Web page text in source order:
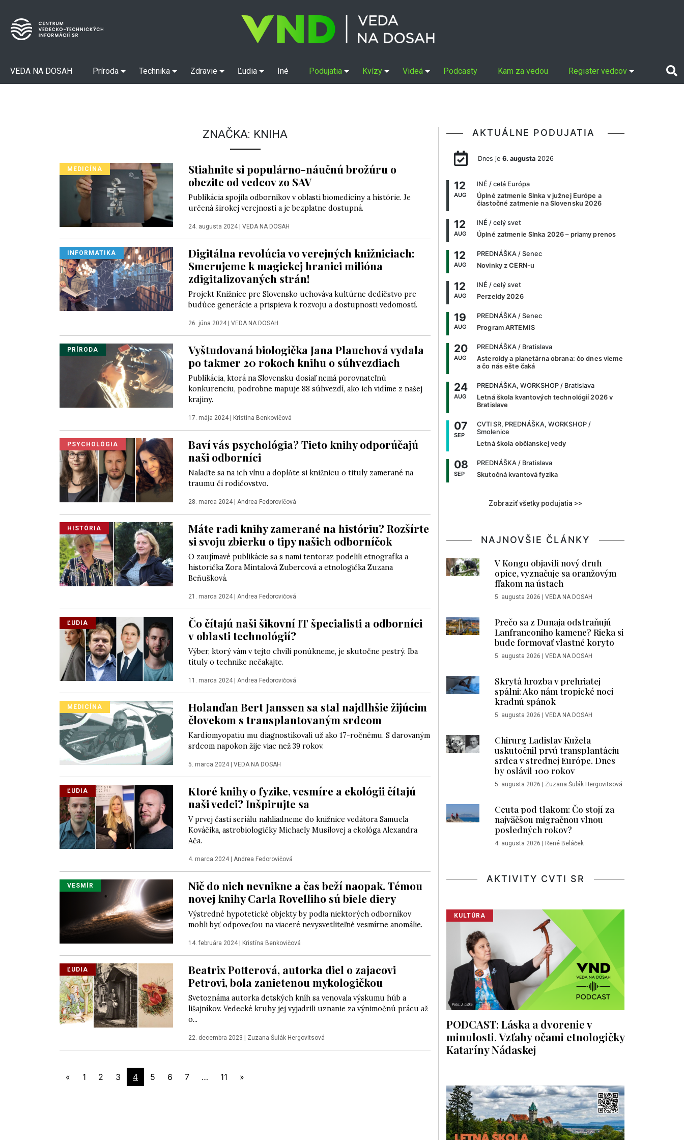
VEDA NA DOSAH Príroda Technika Zdravie Ľudia Iné Podujatia Kvízy Videá Podcasty Kam za vedou Register vedcov
ZNAČKA: KNIHA
MEDICÍNA
Stiahnite si populárno-náučnú brožúru o
obezite od vedcov zo SAV
Publikácia spojila odborníkov v oblasti biomedicíny a histórie. Je
určená širokej verejnosti a je bezplatne dostupná.
24. augusta 2024 VEDA NA DOSAH
INFORMATIKA
Digitálna revolúcia vo verejných knižniciach:
Smerujeme k magickej hranici milióna
zdigitalizovaných strán!
Projekt Knižnice pre Slovensko uchováva kultúrne dedičstvo pre
budúce generácie a prispieva k rozvoju a dostupnosti vedomostí.
26. júna 2024 VEDA NA DOSAH
PRÍRODA
Vyštudovaná biologička Jana Plauchová vydala
po takmer 20 rokoch knihu o súhvezdiach
Publikácia, ktorá na Slovensku dosiaľ nemá porovnateľnú
konkurenciu, podrobne mapuje 88 súhvezdí, ako ich vidíme z našej
krajiny.
17. mája 2024 Kristína Benkovičová
PSYCHOLÓGIA
Baví vás psychológia? Tieto knihy odporúčajú
naši odborníci
Nalaďte sa na ich vlnu a doplňte si knižnicu o tituly zamerané na
traumu či rodičovstvo.
28. marca 2024 Andrea Fedorovičová
HISTÓRIA
Máte radi knihy zamerané na históriu? Rozšírte
si svoju zbierku o tipy našich odborníčok
O zaujímavé publikácie sa s nami tentoraz podelili etnografka a
historička Zora Mintalová Zubercová a etnologička Zuzana
Beňušková.
21. marca 2024 Andrea Fedorovičová
ĽUDIA
Čo čítajú naši šikovní IT špecialisti a odborníci
v oblasti technológií?
Výber, ktorý vám v tejto chvíli ponúkneme, je skutočne pestrý. Iba
tituly o technike nečakajte.
11. marca 2024 Andrea Fedorovičová
MEDICÍNA
Holanďan Bert Janssen sa stal najdlhšie žijúcim
človekom s transplantovaným srdcom
Kardiomyopatiu mu diagnostikovali už ako 17-ročnému. S darovaným
srdcom napokon žije viac než 39 rokov.
5. marca 2024 VEDA NA DOSAH
ĽUDIA
Ktoré knihy o fyzike, vesmíre a ekológii čítajú
naši vedci? Inšpirujte sa
V prvej časti seriálu nahliadneme do knižnice vedátora Samuela
Kováčika, astrobiologičky Michaely Musilovej a ekológa Alexandra
Ača.
4. marca 2024 Andrea Fedorovičová
VESMÍR
Nič do nich nevnikne a čas beží naopak. Témou
novej knihy Carla Rovelliho sú biele diery
Výstredné hypotetické objekty by podľa niektorých odborníkov
mohli byť odpoveďou na viaceré nevysvetliteľné vesmírne anomálie.
14. februára 2024 Kristína Benkovičová
ĽUDIA
Beatrix Potterová, autorka diel o zajacovi
Petrovi, bola zanietenou mykologičkou
Svetoznáma autorka detských kníh sa venovala výskumu húb a
lišajníkov. Vedecké kruhy jej vyjadrili uznanie za výnimočnú prácu až
o...
22. decembra 2023 Zuzana Šulák Hergovitsová
« 1 2 3 4 5 6 7 … 11 »
AKTUÁLNE PODUJATIA
Dnes je 6. augusta2026
12
AUG
INÉ / celá Európa
Úplné zatmenie Slnka v južnej Európe a
čiastočné zatmenie na Slovensku 2026
12
AUG
INÉ / celý svet
Úplné zatmenie Slnka 2026 – priamy prenos
12
AUG
PREDNÁŠKA / Senec
Novinky z CERN-u
12
AUG
INÉ / celý svet
Perzeidy 2026
19
AUG
PREDNÁŠKA / Senec
Program ARTEMIS
20
AUG
PREDNÁŠKA / Bratislava
Asteroidy a planetárna obrana: čo dnes vieme
a čo nás ešte čaká
24
AUG
PREDNÁŠKA, WORKSHOP / Bratislava
Letná škola kvantových technológií 2026 v
Bratislave
07
SEP
CVTI SR, PREDNÁŠKA, WORKSHOP /
Smolenice
Letná škola občianskej vedy
08
SEP
PREDNÁŠKA / Bratislava
Skutočná kvantová fyzika
Zobraziť všetky podujatia >>
NAJNOVŠIE ČLÁNKY
V Kongu objavili nový druh
opice, vyznačuje sa oranžovým
fľakom na ústach
5. augusta 2026 | VEDA NA DOSAH
Prečo sa z Dunaja odstraňujú
Lanfranconiho kamene? Rieka si
bude formovať vlastné koryto
5. augusta 2026 | VEDA NA DOSAH
Skrytá hrozba v prehriatej
spálni: Ako nám tropické noci
kradnú spánok
5. augusta 2026 | VEDA NA DOSAH
Chirurg Ladislav Kužela
uskutočnil prvú transplantáciu
srdca v strednej Európe. Dnes
by oslávil 100 rokov
5. augusta 2026 | Zuzana Šulák Hergovitsová
Ceuta pod tlakom: Čo stojí za
najväčšou migračnou vlnou
posledných rokov?
4. augusta 2026 | René Beláček
AKTIVITY CVTI SR
KULTÚRA
PODCAST: Láska a dvorenie v
minulosti. Vzťahy očami etnologičky
Kataríny Nádaskej